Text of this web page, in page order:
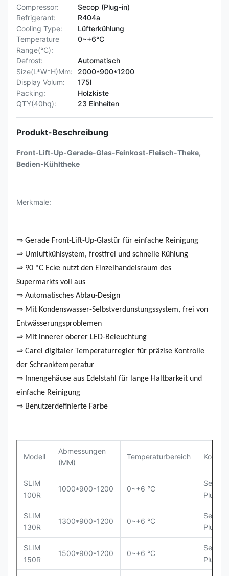
Compressor:
Secop (Plug-in)
Refrigerant:
R404a
Cooling Type:
Lüfterkühlung
Temperature
Range(°C):
0~+6°C
Defrost:
Automatisch
Size(L*W*H)Mm:
2000*900*1200
Display Volum:
175l
Packing:
Holzkiste
QTY(40hq):
23 Einheiten
Produkt-Beschreibung
Front-Lift-Up-Gerade-Glas-Feinkost-Fleisch-Theke,
Bedien-Kühltheke
Merkmale:
⇒ Gerade Front-Lift-Up-Glastür für einfache Reinigung
⇒ Umluftkühlsystem, frostfrei und schnelle Kühlung
⇒ 90 ºC Ecke nutzt den Einzelhandelsraum des
Supermarkts voll aus
⇒ Automatisches Abtau-Design
⇒ Mit Kondenswasser-Selbstverdunstungssystem, frei von
Entwässerungsproblemen
⇒ Mit innerer oberer LED-Beleuchtung
⇒ Carel digitaler Temperaturregler für präzise Kontrolle
der Schranktemperatur
⇒ Innengehäuse aus Edelstahl für lange Haltbarkeit und
einfache Reinigung
⇒ Benutzerdefinierte Farbe
Modell
Abmessungen
(MM)
Temperaturbereich
SLIM
100R
1000*900*1200 0~+6 °C
Secop
Plug-in
SLIM
130R
1300*900*1200 0~+6 °C
Secop
Plug-in
SLIM
150R
1500*900*1200 0~+6 °C
Secop
Plug-in